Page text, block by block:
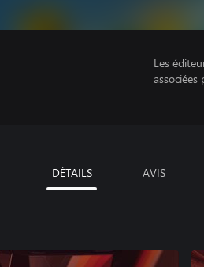
Les
associées
DÉTAILS AVIS